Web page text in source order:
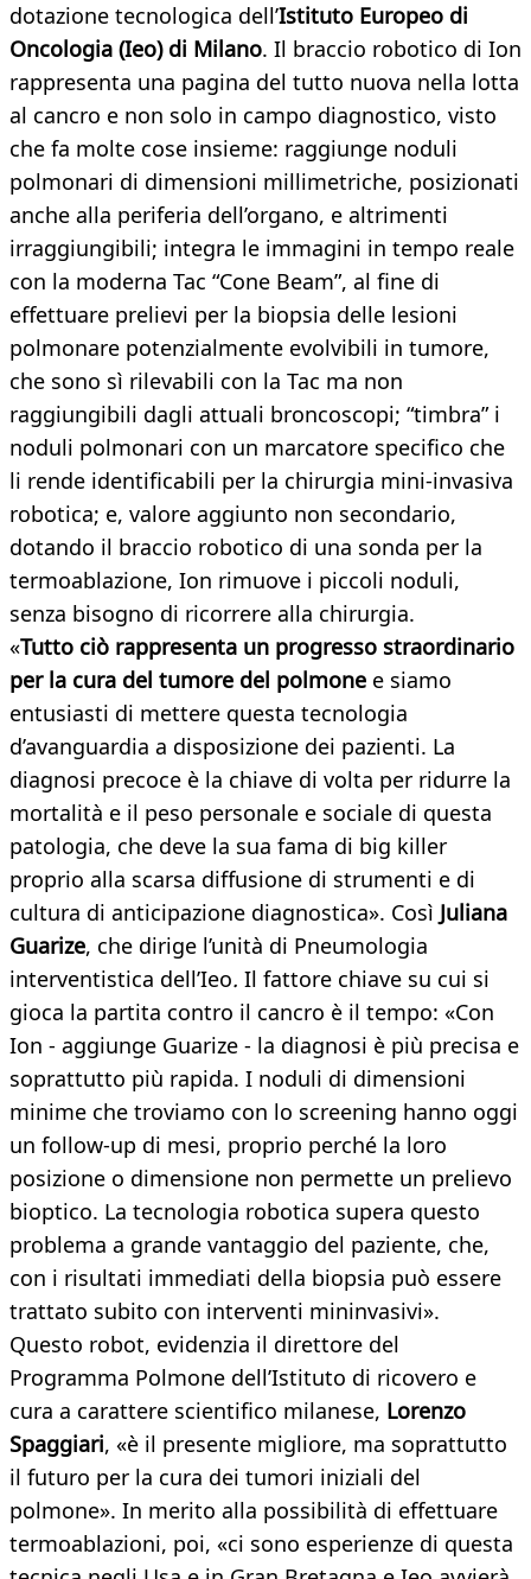
dotazione tecnologica dell’Istituto Europeo di
Oncologia (Ieo) di Milano. Il braccio robotico di Ion
rappresenta una pagina del tutto nuova nella lotta
al cancro e non solo in campo diagnostico, visto
che fa molte cose insieme: raggiunge noduli
polmonari di dimensioni millimetriche, posizionati
anche alla periferia dell’organo, e altrimenti
irraggiungibili; integra le immagini in tempo reale
con la moderna Tac “Cone Beam”, al fine di
effettuare prelievi per la biopsia delle lesioni
polmonare potenzialmente evolvibili in tumore,
che sono sì rilevabili con la Tac ma non
raggiungibili dagli attuali broncoscopi; “timbra” i
noduli polmonari con un marcatore specifico che
li rende identificabili per la chirurgia mini-invasiva
robotica; e, valore aggiunto non secondario,
dotando il braccio robotico di una sonda per la
termoablazione, Ion rimuove i piccoli noduli,
senza bisogno di ricorrere alla chirurgia.
«Tutto ciò rappresenta un progresso straordinario
per la cura del tumore del polmone e siamo
entusiasti di mettere questa tecnologia
d’avanguardia a disposizione dei pazienti. La
diagnosi precoce è la chiave di volta per ridurre la
mortalità e il peso personale e sociale di questa
patologia, che deve la sua fama di big killer
proprio alla scarsa diffusione di strumenti e di
cultura di anticipazione diagnostica». Così Juliana
Guarize, che dirige l’unità di Pneumologia
interventistica dell’Ieo. Il fattore chiave su cui si
gioca la partita contro il cancro è il tempo: «Con
Ion - aggiunge Guarize - la diagnosi è più precisa e
soprattutto più rapida. I noduli di dimensioni
minime che troviamo con lo screening hanno oggi
un follow-up di mesi, proprio perché la loro
posizione o dimensione non permette un prelievo
bioptico. La tecnologia robotica supera questo
problema a grande vantaggio del paziente, che,
con i risultati immediati della biopsia può essere
trattato subito con interventi mininvasivi».
Questo robot, evidenzia il direttore del
Programma Polmone dell’Istituto di ricovero e
cura a carattere scientifico milanese, Lorenzo
Spaggiari, «è il presente migliore, ma soprattutto
il futuro per la cura dei tumori iniziali del
polmone». In merito alla possibilità di effettuare
termoablazioni, poi, «ci sono esperienze di questa